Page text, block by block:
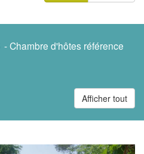
- Chambre d'hôtes référence
Afficher tout